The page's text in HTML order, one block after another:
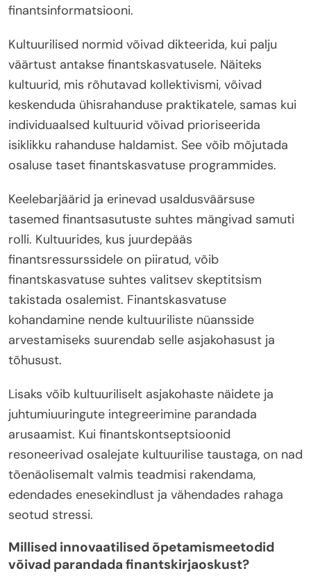
finantsinformatsiooni.
Kultuurilised normid võivad dikteerida, kui palju
väärtust antakse finantskasvatusele. Näiteks
kultuurid, mis rõhutavad kollektivismi, võivad
keskenduda ühisrahanduse praktikatele, samas kui
individuaalsed kultuurid võivad prioriseerida
isiklikku rahanduse haldamist. See võib mõjutada
osaluse taset finantskasvatuse programmides.
Keelebarjäärid ja erinevad usaldusväärsuse
tasemed finantsasutuste suhtes mängivad samuti
rolli. Kultuurides, kus juurdepääs
finantsressurssidele on piiratud, võib
finantskasvatuse suhtes valitsev skeptitsism
takistada osalemist. Finantskasvatuse
kohandamine nende kultuuriliste nüansside
arvestamiseks suurendab selle asjakohasust ja
tõhusust.
Lisaks võib kultuuriliselt asjakohaste näidete ja
juhtumiuuringute integreerimine parandada
arusaamist. Kui finantskontseptsioonid
resoneerivad osalejate kultuurilise taustaga, on nad
tõenäolisemalt valmis teadmisi rakendama,
edendades enesekindlust ja vähendades rahaga
seotud stressi.
Millised innovaatilised õpetamismeetodid
võivad parandada finantskirjaoskust?